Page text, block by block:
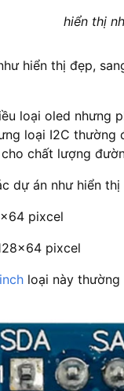
hiển thị
hiển thị đẹp,
loại oled nhưng
loại I2C
chất lượng
dự án như hiển
pixcel
pixcel
loại này